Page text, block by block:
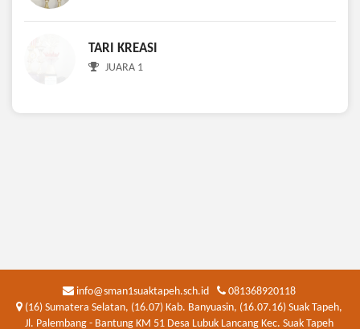
TARI KREASI
JUARA 1
info@sman1suaktapeh.sch.id
081368920118
(16) Sumatera Selatan, (16.07) Kab. Banyuasin, (16.07.16) Suak Tapeh,
Jl. Palembang - Bantung KM 51 Desa Lubuk Lancang Kec. Suak Tapeh